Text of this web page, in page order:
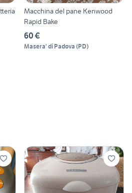
Macchina del pane Kenwood
Rapid Bake
60 €
Masera' di Padova (PD)